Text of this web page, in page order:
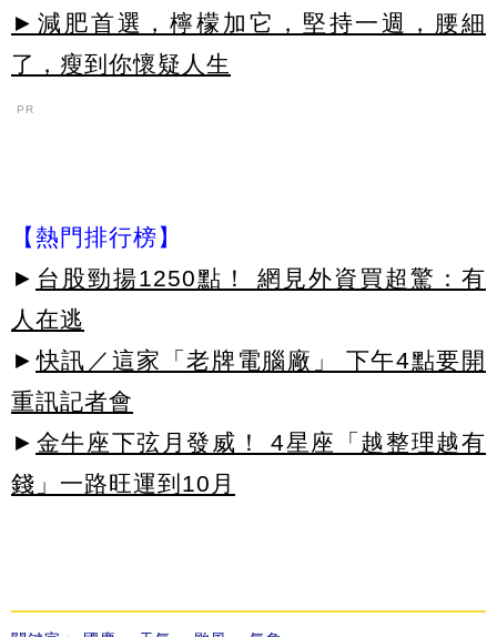
►減肥首選，檸檬加它，堅持一週，腰細
了，瘦到你懷疑人生
PR
【熱門排行榜】
► 台股勁揚1250點！ 網見外資買超驚：有
人在逃
► 快訊／這家「老牌電腦廠」 下午4點要開
重訊記者會
► 金牛座下弦月發威！ 4星座「越整理越有
錢」一路旺運到10月